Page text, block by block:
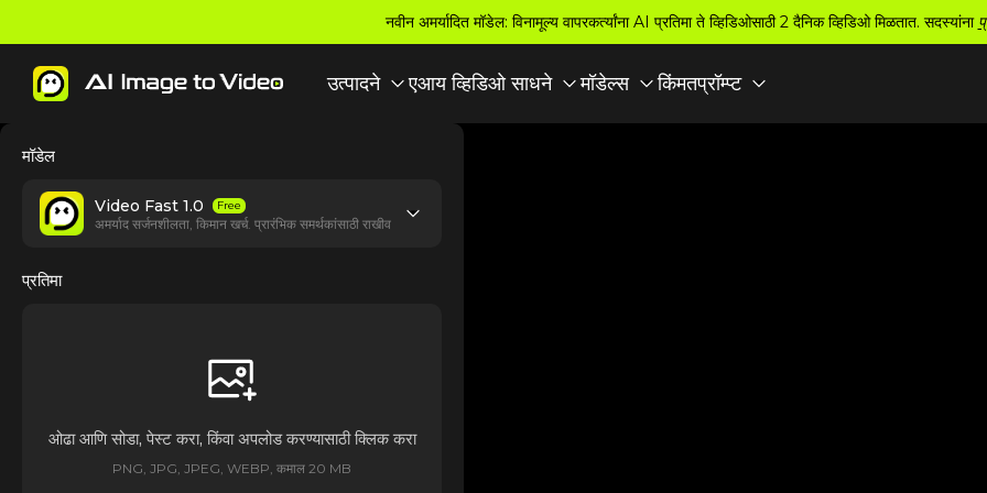
नवीन अमर्यादित मॉडेल: विनामूल्य वापरकर्त्यांना AI प्रतिमा ते व्हिडिओसाठी 2 दैनिक व्हिडिओ मिळतात. सदस्यांना
उत्पादने एआय व्हिडिओ साधने मॉडेल्स किंमतप्रॉम्प्ट
मॉडेल
Video Fast 1.0 Free
अमर्याद सर्जनशीलता, किमान खर्च. प्रारंभिक समर्थकांसाठी राखीव
प्रतिमा
ओढा आणि सोडा, पेस्ट करा, किंवा अपलोड करण्यासाठी क्लिक करा
PNG, JPG, JPEG, WEBP, कमाल 20 MB